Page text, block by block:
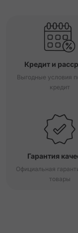
Кредит и
Выгодные условия
кредит
Гарантия
Официальная
товары